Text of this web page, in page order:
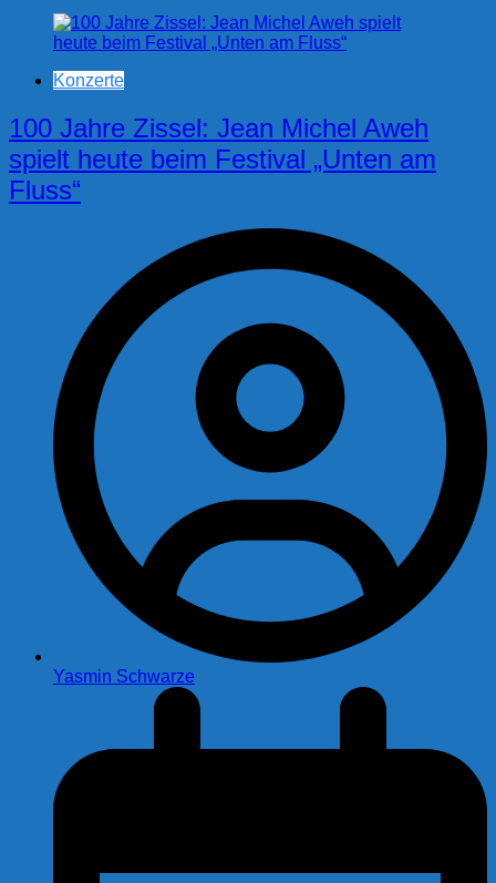
Konzerte
100 Jahre Zissel: Jean Michel Aweh
spielt heute beim Festival „Unten am
Fluss“
Yasmin Schwarze